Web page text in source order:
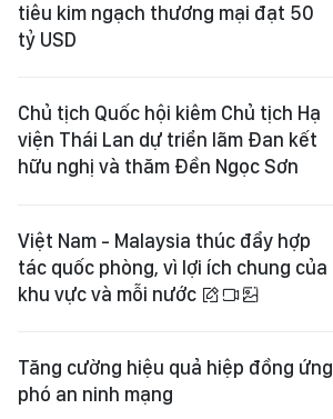
tiêu kim ngạch thương mại đạt 50
tỷ USD
Chủ tịch Quốc hội kiêm Chủ tịch Hạ
viện Thái Lan dự triển lãm Đan kết
hữu nghị và thăm Đền Ngọc Sơn
Việt Nam - Malaysia thúc đẩy hợp
tác quốc phòng, vì lợi ích chung của
khu vực và mỗi nước
Tăng cường hiệu quả hiệp đồng ứng
phó an ninh mạng